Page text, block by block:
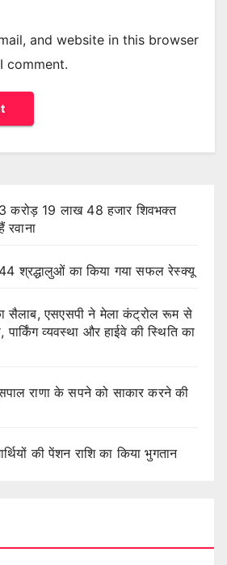
and website in this browser
comment.
19 लाख 48 हजार शिवभक्त
श्रद्धालुओं का किया गया सफल रेस्क्यू
सैलाब, एसएसपी ने मेला कंट्रोल रूम से
पार्किंग व्यवस्था और हाईवे की स्थिति का
राणा के सपने को साकार करने की
की पेंशन राशि का किया भुगतान